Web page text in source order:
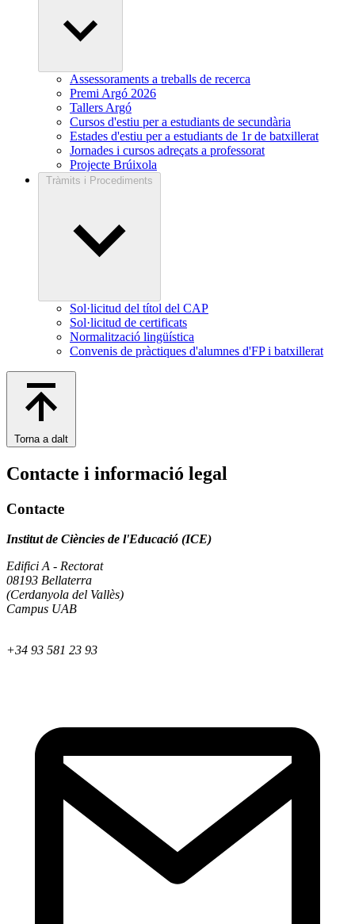
Assessoraments a treballs de recerca
Premi Argó 2026
Tallers Argó
Cursos d'estiu per a estudiants de secundària
Estades d'estiu per a estudiants de 1r de batxillerat
Jornades i cursos adreçats a professorat
Projecte Brúixola
Tràmits i Procediments
Sol·licitud del títol del CAP
Sol·licitud de certificats
Normalització lingüística
Convenis de pràctiques d'alumnes d'FP i batxillerat
Torna a dalt
Contacte i informació legal
Contacte
Institut de Ciències de l'Educació (ICE)
Edifici A - Rectorat
08193 Bellaterra
(Cerdanyola del Vallès)
Campus UAB
+34 93 581 23 93